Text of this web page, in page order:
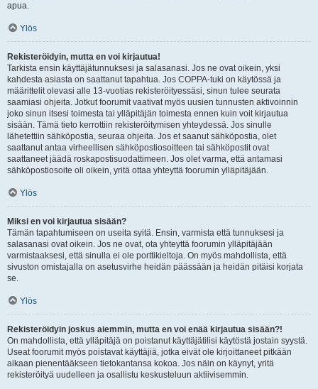
apua.
Ylös
Rekisteröidyin, mutta en voi kirjautua!
Tarkista ensin käyttäjätunnuksesi ja salasanasi. Jos ne ovat oikein, yksi
kahdesta asiasta on saattanut tapahtua. Jos COPPA-tuki on käytössä ja
määrittelit olevasi alle 13-vuotias rekisteröityessäsi, sinun tulee seurata
saamiasi ohjeita. Jotkut foorumit vaativat myös uusien tunnusten aktivoinnin
joko sinun itsesi toimesta tai ylläpitäjän toimesta ennen kuin voit kirjautua
sisään. Tämä tieto kerrottiin rekisteröitymisen yhteydessä. Jos sinulle
lähetettiin sähköpostia, seuraa ohjeita. Jos et saanut sähköpostia, olet
saattanut antaa virheellisen sähköpostiosoitteen tai sähköpostit ovat
saattaneet jäädä roskapostisuodattimeen. Jos olet varma, että antamasi
sähköpostiosoite oli oikein, yritä ottaa yhteyttä foorumin ylläpitäjään.
Ylös
Miksi en voi kirjautua sisään?
Tämän tapahtumiseen on useita syitä. Ensin, varmista että tunnuksesi ja
salasanasi ovat oikein. Jos ne ovat, ota yhteyttä foorumin ylläpitäjään
varmistaaksesi, että sinulla ei ole porttikieltoja. On myös mahdollista, että
sivuston omistajalla on asetusvirhe heidän päässään ja heidän pitäisi korjata
se.
Ylös
Rekisteröidyin joskus aiemmin, mutta en voi enää kirjautua sisään?!
On mahdollista, että ylläpitäjä on poistanut käyttäjätilisi käytöstä jostain syystä.
Useat foorumit myös poistavat käyttäjiä, jotka eivät ole kirjoittaneet pitkään
aikaan pienentääkseen tietokantansa kokoa. Jos näin on käynyt, yritä
rekisteröityä uudelleen ja osallistu keskusteluun aktiivisemmin.